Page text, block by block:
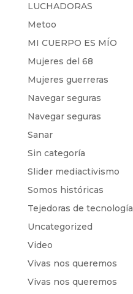
LUCHADORAS
Metoo
MI CUERPO ES MÍO
Mujeres del 68
Mujeres guerreras
Navegar seguras
Navegar seguras
Sanar
Sin categoría
Slider mediactivismo
Somos históricas
Tejedoras de tecnología
Uncategorized
Video
Vivas nos queremos
Vivas nos queremos